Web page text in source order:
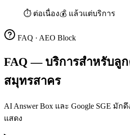
⏱ ต่อเนื่อง💰 แล้วแต่บริการ
FAQ · AEO Block
FAQ — บริการสำหรับลู
สมุทรสาคร
AI Answer Box และ Google SGE มั
แสดง